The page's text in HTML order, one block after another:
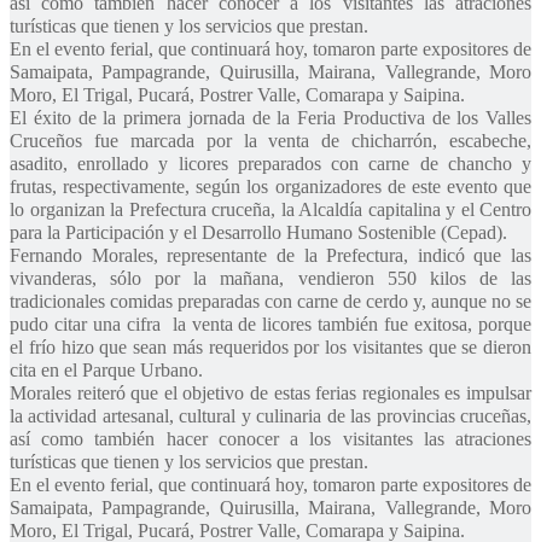
turísticas que tienen y los servicios que prestan.
En el evento ferial, que continuará hoy, tomaron parte expositores de
Samaipata, Pampagrande, Quirusilla, Mairana, Vallegrande, Moro
Moro, El Trigal, Pucará, Postrer Valle, Comarapa y Saipina.
El éxito de la primera jornada de la Feria Productiva de los Valles
Cruceños fue marcada por la venta de chicharrón, escabeche,
asadito, enrollado y licores preparados con carne de chancho y
frutas, respectivamente, según los organizadores de este evento que
lo organizan la Prefectura cruceña, la Alcaldía capitalina y el Centro
para la Participación y el Desarrollo Humano Sostenible (Cepad).
Fernando Morales, representante de la Prefectura, indicó que las
vivanderas, sólo por la mañana, vendieron 550 kilos de las
tradicionales comidas preparadas con carne de cerdo y, aunque no se
pudo citar una cifra la venta de licores también fue exitosa, porque
el frío hizo que sean más requeridos por los visitantes que se dieron
cita en el Parque Urbano.
Morales reiteró que el objetivo de estas ferias regionales es impulsar
la actividad artesanal, cultural y culinaria de las provincias cruceñas,
así como también hacer conocer a los visitantes las atraciones
turísticas que tienen y los servicios que prestan.
En el evento ferial, que continuará hoy, tomaron parte expositores de
Samaipata, Pampagrande, Quirusilla, Mairana, Vallegrande, Moro
Moro, El Trigal, Pucará, Postrer Valle, Comarapa y Saipina.